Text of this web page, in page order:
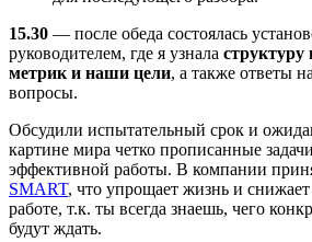
15.30 — после обеда состоялась
руководителем, где я узнала структуру
метрик и наши цели, а также ответы
вопросы.
Обсудили испытательный срок и
картине мира четко прописанные
эффективной работы. В компании
SMART, что упрощает жизнь и
работе, т.к. ты всегда знаешь, чего
будут ждать.